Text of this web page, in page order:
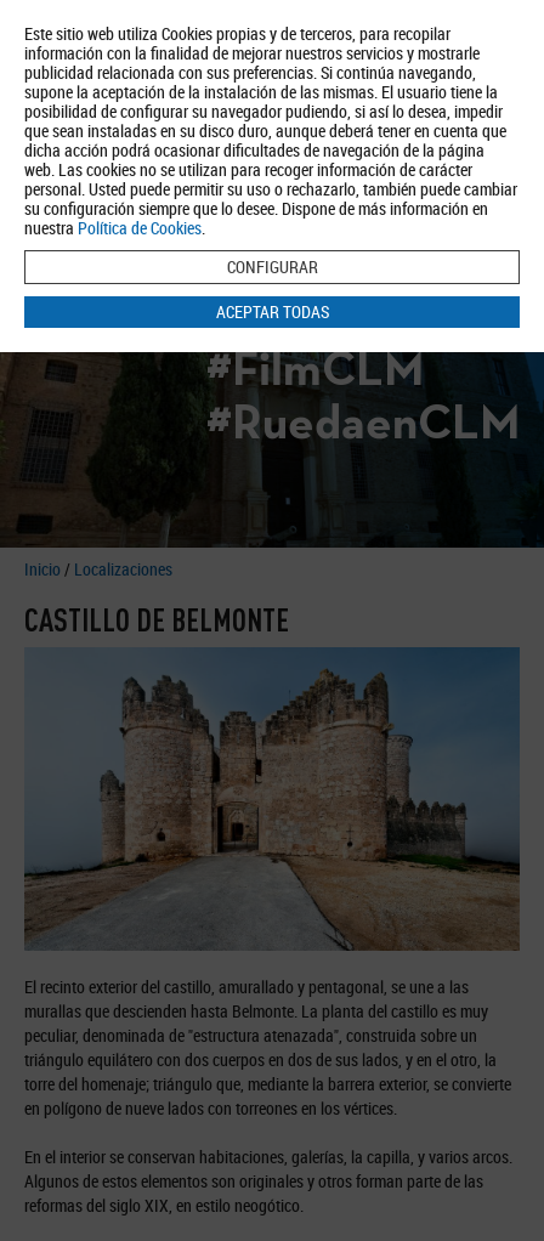
Este sitio web utiliza Cookies propias y de terceros, para recopilar
información con la finalidad de mejorar nuestros servicios y mostrarle
publicidad relacionada con sus preferencias. Si continúa navegando,
supone la aceptación de la instalación de las mismas. El usuario tiene la
posibilidad de configurar su navegador pudiendo, si así lo desea, impedir
que sean instaladas en su disco duro, aunque deberá tener en cuenta que
dicha acción podrá ocasionar dificultades de navegación de la página
web. Las cookies no se utilizan para recoger información de carácter
personal. Usted puede permitir su uso o rechazarlo, también puede cambiar
su configuración siempre que lo desee. Dispone de más información en
nuestra Política de Cookies.
CONFIGURAR
ACEPTAR TODAS
Quiénes somos Turismo Política de Privacidad Aviso Legal
Política de Cookies
BUSCAR
#FilmCLM
#RuedaenCLM
Inicio / Localizaciones
CASTILLO DE BELMONTE
El recinto exterior del castillo, amurallado y pentagonal, se une a las
murallas que descienden hasta Belmonte. La planta del castillo es muy
peculiar, denominada de "estructura atenazada", construida sobre un
triángulo equilátero con dos cuerpos en dos de sus lados, y en el otro, la
torre del homenaje; triángulo que, mediante la barrera exterior, se convierte
en polígono de nueve lados con torreones en los vértices.
En el interior se conservan habitaciones, galerías, la capilla, y varios arcos.
Algunos de estos elementos son originales y otros forman parte de las
reformas del siglo XIX, en estilo neogótico.